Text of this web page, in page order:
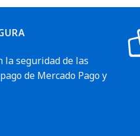
la seguridad de las
de Mercado Pago y